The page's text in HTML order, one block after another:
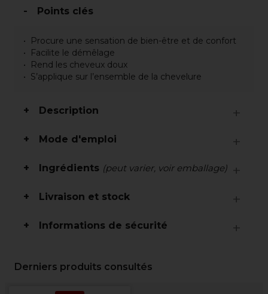
Points clés
Procure une sensation de bien-être et de confort
Facilite le démêlage
Rend les cheveux doux
S’applique sur l’ensemble de la chevelure
Description
Mode d'emploi
Ingrédients (peut varier, voir emballage)
Livraison et stock
Informations de sécurité
Derniers produits consultés